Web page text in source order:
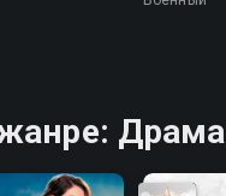
Драма